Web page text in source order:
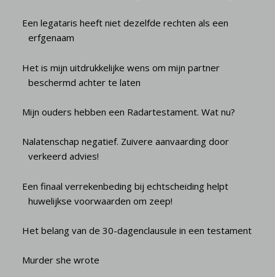
Een legataris heeft niet dezelfde rechten als een
erfgenaam
Het is mijn uitdrukkelijke wens om mijn partner
beschermd achter te laten
Mijn ouders hebben een Radartestament. Wat nu?
Nalatenschap negatief. Zuivere aanvaarding door
verkeerd advies!
Een finaal verrekenbeding bij echtscheiding helpt
huwelijkse voorwaarden om zeep!
Het belang van de 30-dagenclausule in een testament
Murder she wrote